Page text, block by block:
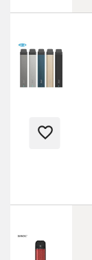
favorite_border